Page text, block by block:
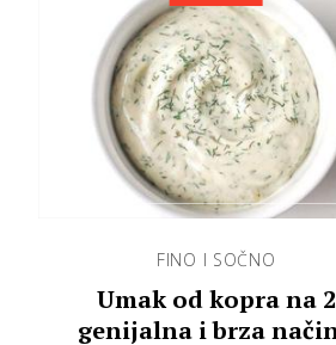
FINO I SOČNO
Umak od kopra na 2
genijalna i brza